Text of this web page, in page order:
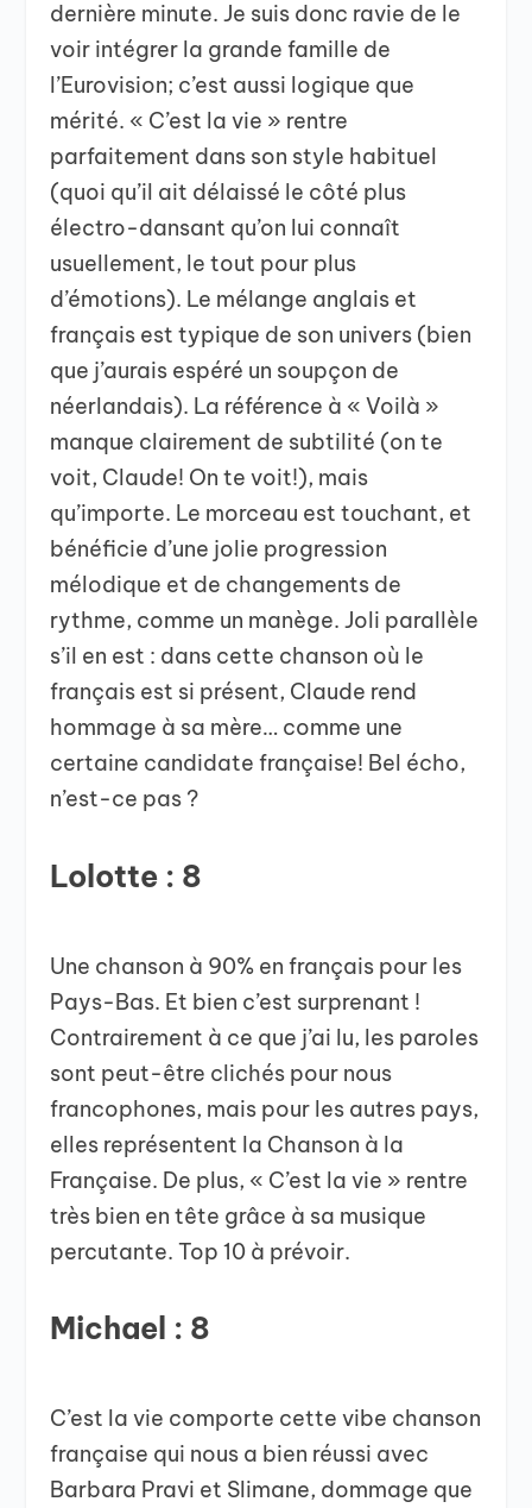
dernière minute. Je suis donc ravie de le
voir intégrer la grande famille de
l’Eurovision; c’est aussi logique que
mérité. « C’est la vie » rentre
parfaitement dans son style habituel
(quoi qu’il ait délaissé le côté plus
électro-dansant qu’on lui connaît
usuellement, le tout pour plus
d’émotions). Le mélange anglais et
français est typique de son univers (bien
que j’aurais espéré un soupçon de
néerlandais). La référence à « Voilà »
manque clairement de subtilité (on te
voit, Claude! On te voit!), mais
qu’importe. Le morceau est touchant, et
bénéficie d’une jolie progression
mélodique et de changements de
rythme, comme un manège. Joli parallèle
s’il en est : dans cette chanson où le
français est si présent, Claude rend
hommage à sa mère… comme une
certaine candidate française! Bel écho,
n’est-ce pas ?
Lolotte : 8
Une chanson à 90% en français pour les
Pays-Bas. Et bien c’est surprenant !
Contrairement à ce que j’ai lu, les paroles
sont peut-être clichés pour nous
francophones, mais pour les autres pays,
elles représentent la Chanson à la
Française. De plus, « C’est la vie » rentre
très bien en tête grâce à sa musique
percutante. Top 10 à prévoir.
Michael : 8
C’est la vie comporte cette vibe chanson
française qui nous a bien réussi avec
Barbara Pravi et Slimane, dommage que